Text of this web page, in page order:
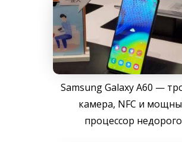
Samsung Galaxy A60 —
камера, NFC и
процессор недорого